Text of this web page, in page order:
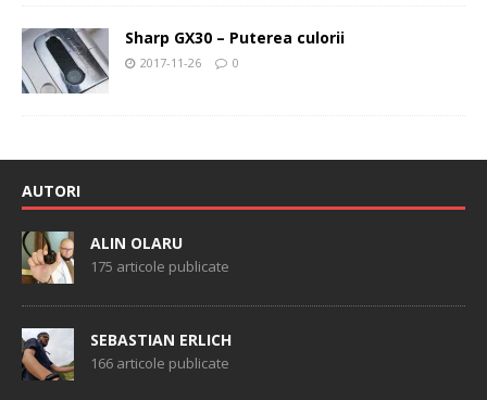
Sharp GX30 – Puterea culorii
2017-11-26 0
AUTORI
ALIN OLARU
175 articole publicate
SEBASTIAN ERLICH
166 articole publicate